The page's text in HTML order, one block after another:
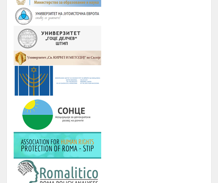
генерацијата, Подршка на СИП
(студентски иницијативи, кампањи),
ЕРомаверзитас и користење на
мобилна апликација еРомаверзитас.
9.
ЗАБАВА, ПИКНИК, ТЕАТАР,
ФИЛМСКА ВЕЧЕР И ДРУГИ
ИНИЦИЈАТИВИ
10.
РОМА ИНДЕКС
Број на вклучени лица: 5 лица и еден
ментор
11.
ОДБЕЛЕЖУВАЊЕ НА ВАЖНИ
ДАТУМИ ЗА РОМСКИОТ НАРОД
12.
КУРС ЗА КОМПЈУТЕРИ
Број : 7 студенти на Ромаверзитас и